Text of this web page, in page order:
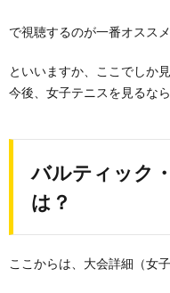
で視聴するのが一番オススメ
といいますか、ここでしか
今後、女子テニスを見るな
バルティック
は？
ここからは、大会詳細（女